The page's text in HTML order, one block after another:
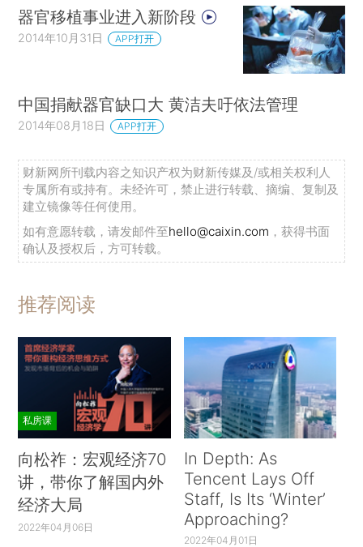
器官移植事业进入新阶段
2014年10月31日 APP打开
中国捐献器官缺口大 黄洁夫吁依法管理
2014年08月18日 APP打开
财新网所刊载内容之知识产权为财新传媒及/或相关权利人
专属所有或持有。未经许可，禁止进行转载、摘编、复制及
建立镜像等任何使用。
如有意愿转载，请发邮件至hello@caixin.com ，获得书面
确认及授权后，方可转载。
推荐阅读
私房课
向松祚：宏观经济70
讲，带你了解国内外
经济大局
2022年04月06日
In Depth: As
Tencent Lays Off
Staff, Is Its ‘Winter’
Approaching?
2022年04月01日